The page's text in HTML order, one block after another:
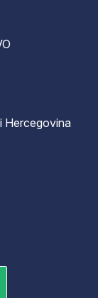
Hercegovina